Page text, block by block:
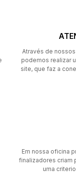
Através de
podemos realizar
site, que faz a
Em nossa oficina
finalizadores criam
uma